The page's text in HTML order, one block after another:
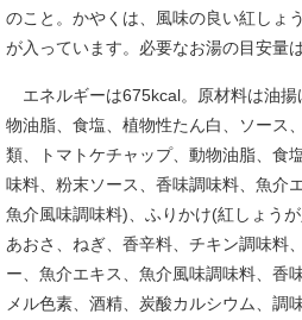
のこと。かやくは、風味の良い紅しょ
が入っています。必要なお湯の目安量
エネルギーは675kcal。原材料は油揚
物油脂、食塩、植物性たん白、ソース
類、トマトケチャップ、動物油脂、食
味料、粉末ソース、香味調味料、魚介
魚介風味調味料)、ふりかけ(紅しょう
あおさ、ねぎ、香辛料、チキン調味料
ー、魚介エキス、魚介風味調味料、香
メル色素、酒精、炭酸カルシウム、調